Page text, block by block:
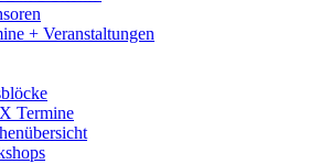
+ Veranstaltungen
Termine